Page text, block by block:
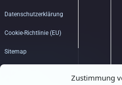
Zustimmung
Datenschutzerklärung
Cookie-Richtlinie (EU)
Sitemap